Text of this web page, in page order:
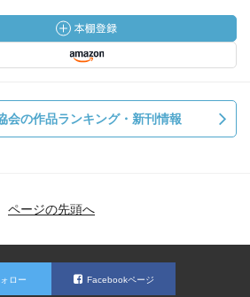
会の作品ランキング・新刊情報
ページの先頭へ
ロー Facebookページ